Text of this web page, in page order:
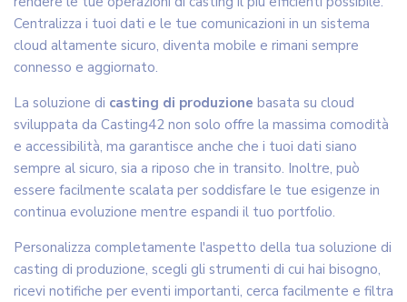
Centralizza i tuoi dati e le tue comunicazioni in un sistema
cloud altamente sicuro, diventa mobile e rimani sempre
connesso e aggiornato.
La soluzione di casting di produzione basata su cloud
sviluppata da Casting42 non solo offre la massima comodità
e accessibilità, ma garantisce anche che i tuoi dati siano
sempre al sicuro, sia a riposo che in transito. Inoltre, può
essere facilmente scalata per soddisfare le tue esigenze in
continua evoluzione mentre espandi il tuo portfolio.
Personalizza completamente l'aspetto della tua soluzione di
casting di produzione, scegli gli strumenti di cui hai bisogno,
ricevi notifiche per eventi importanti, cerca facilmente e filtra